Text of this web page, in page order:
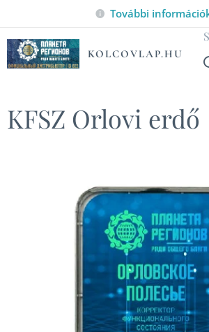
További
KOLCOVLAP.HU
KFSZ Orlovi erdő